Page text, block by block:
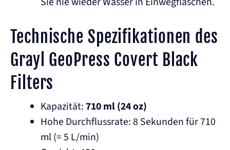
Technische Spezifikationen des
Grayl GeoPress Covert Black
Filters
Kapazität:710 ml (24 oz)
Hohe Durchflussrate: 8 Sekunden für 710
ml (= 5 L/min)